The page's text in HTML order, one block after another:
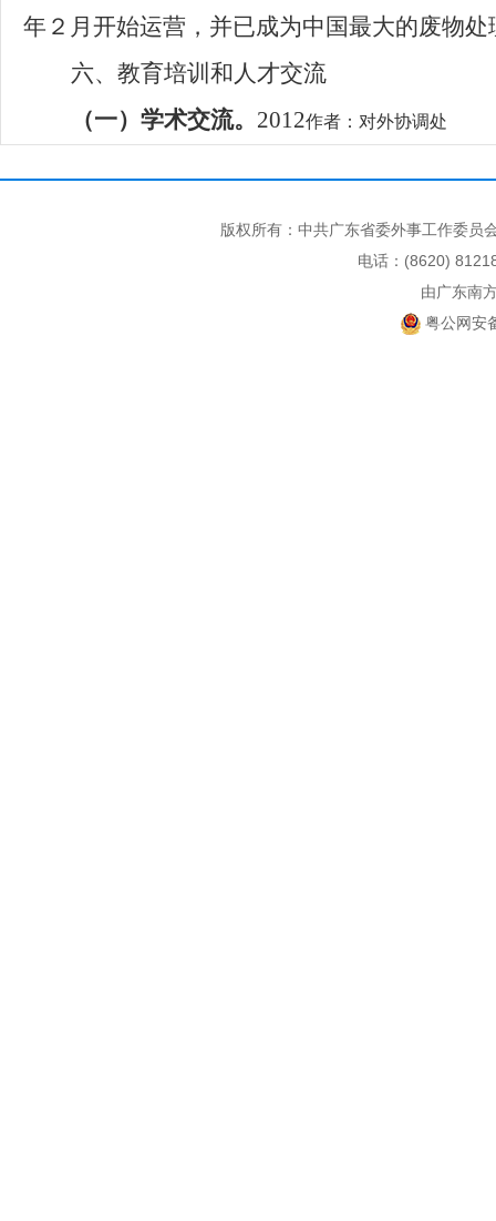
年２月开始运营，并已成为中国最大的废物
六、 教育培训和人才交流
（一）学术交流。 2012作者：对外协调处
版权所有：中共广东省委外事工作委
电话：(8620)
由广东南
粤公网安